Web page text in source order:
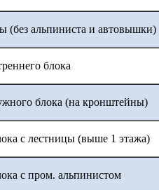
(без альпиниста и автовышки)
блока
блока (на кронштейны)
с лестницы (выше 1 этажа)
с пром. альпинистом